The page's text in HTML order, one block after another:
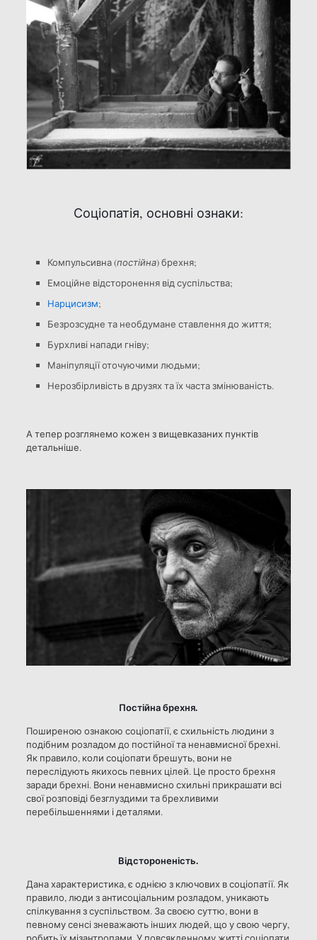
Соціопатія, основні ознаки:
Компульсивна (постійна) брехня;
Емоційне відсторонення від суспільства;
Нарцисизм;
Безрозсудне та необдумане ставлення до життя;
Бурхливі напади гніву;
Маніпуляції оточуючими людьми;
Нерозбірливість в друзях та їх часта змінюваність.
А тепер розглянемо кожен з вищевказаних пунктів
детальніше.
Постійна брехня.
Поширеною ознакою соціопатії, є схильність людини з
подібним розладом до постійної та ненавмисної брехні.
Як правило, коли соціопати брешуть, вони не
переслідують якихось певних цілей. Це просто брехня
заради брехні. Вони ненавмисно схильні прикрашати всі
свої розповіді безглуздими та брехливими
перебільшеннями і деталями.
Відстороненість.
Дана характеристика, є однією з ключових в соціопатії. Як
правило, люди з антисоціальним розладом, уникають
спілкування з суспільством. За своєю суттю, вони в
певному сенсі зневажають інших людей, що у свою чергу,